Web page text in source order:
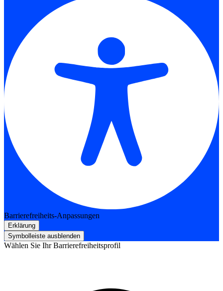
Barrierefreiheits-Anpassungen
Erklärung
Symbolleiste ausblenden
Wählen Sie Ihr Barrierefreiheitsprofil